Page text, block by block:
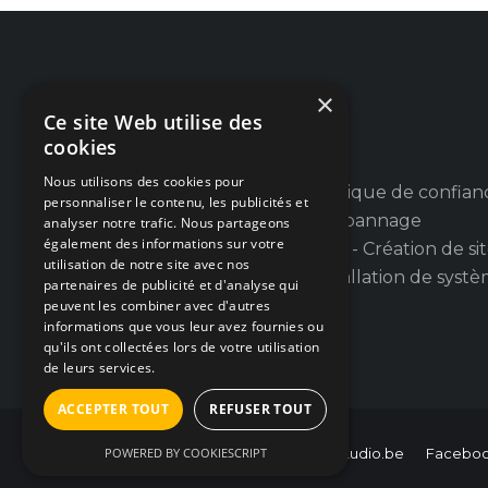
Votre partenaire informatique de
en province de Liège : Dépannage
informatique PC et Apple - Création de
web et applications - Installation de
d'alarmes et de caméras.
0493/854.764 hello@hybris-studio.be
×
Ce site Web utilise des
cookies
Nous utilisons des cookies pour
personnaliser le contenu, les publicités et
analyser notre trafic. Nous partageons
également des informations sur votre
utilisation de notre site avec nos
partenaires de publicité et d'analyse qui
peuvent les combiner avec d'autres
informations que vous leur avez fournies ou
qu'ils ont collectées lors de votre utilisation
de leurs services.
ACCEPTER TOUT REFUSER TOUT
POWERED BY COOKIESCRIPT